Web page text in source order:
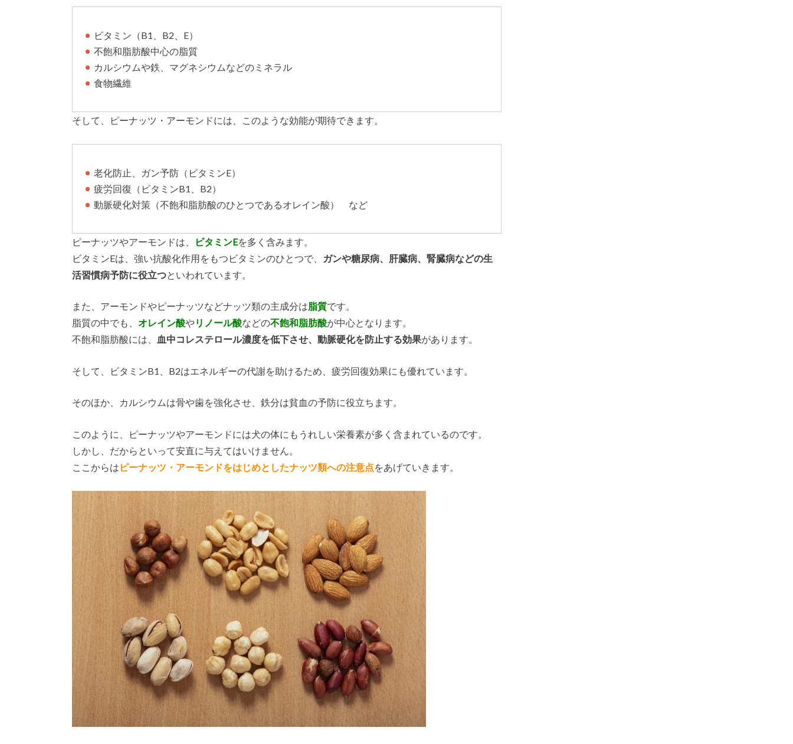
ビタミン（B1、B2、E）
不飽和脂肪酸中心の脂質
カルシウムや鉄、マグネシウムなどのミネラル
食物繊維
そして、ピーナッツ・アーモンドには、このような効能が期待できます。
老化防止、ガン予防（ビタミンE）
疲労回復（ビタミンB1、B2）
動脈硬化対策（不飽和脂肪酸のひとつであるオレイン酸） など
ピーナッツやアーモンドは、 ビタミンEを多く含みます。
ビタミンEは、強い抗酸化作用をもつビタミンのひとつで、
ガンや糖尿病、肝臓病、腎臓病などの生
活習慣病予防に役立つといわれています。
また、アーモンドやピーナッツなどナッツ類の主成分は脂質です。
脂質の中でも、 オレイン酸やリノール酸などの不飽和脂肪酸が中心となります。
不飽和脂肪酸には、
血中コレステロール濃度を低下させ、動脈硬化を防止する効果があります。
そして、ビタミンB1、B2はエネルギーの代謝を助けるため、疲労回復効果にも優れています。
そのほか、カルシウムは骨や歯を強化させ、鉄分は貧血の予防に役立ちます。
このように、ピーナッツやアーモンドには犬の体にもうれしい栄養素が多く含まれているのです。
しかし、だからといって安直に与えてはいけません。
ここからは ピーナッツ・アーモンドをはじめとしたナッツ類への注意点をあげていきます。